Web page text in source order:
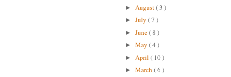
► August( 3 )
► July ( 7 )
► June( 8 )
► May ( 4 )
► April ( 10 )
► March ( 6 )